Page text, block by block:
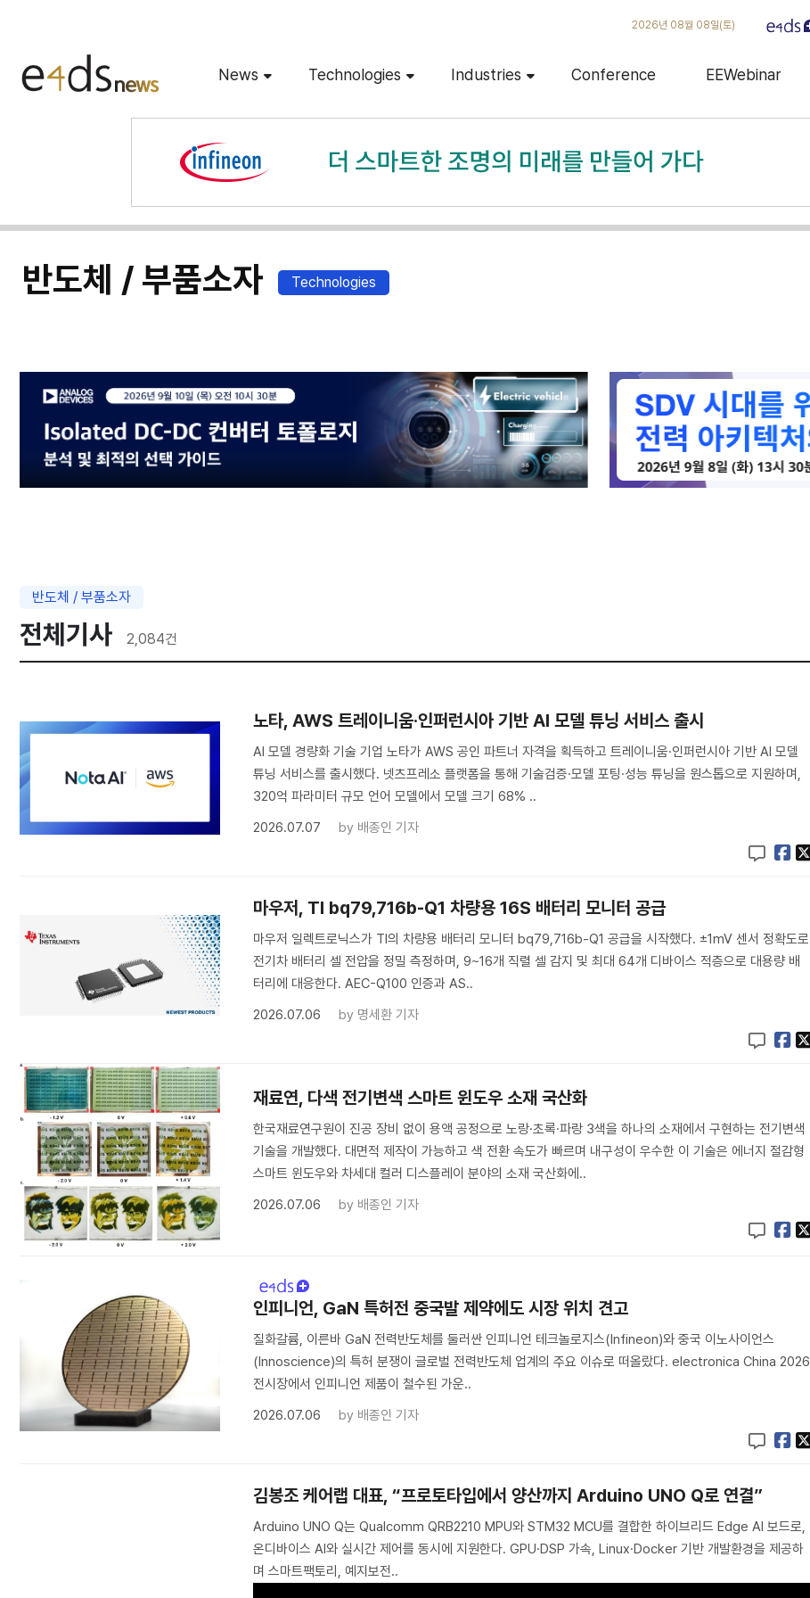
2026년 08월 08일(토)
News Technologies Industries Conference EEWebinar
반도체 / 부품소자 Technologies
반도체 / 부품소자
전체기사 2,084건
노타, AWS 트레이니움·인퍼런시아 기반 AI 모델 튜닝 서비스 출시
AI 모델 경량화 기술 기업 노타가 AWS 공인 파트너 자격을 획득하고 트레이니움·인퍼런시아 기반 AI 모델
튜닝 서비스를 출시했다. 넷츠프레소 플랫폼을 통해 기술검증·모델 포팅·성능 튜닝을 원스톱으로 지원하며,
320억 파라미터 규모 언어 모델에서 모델 크기 68% ..
2026.07.07
by 배종인 기자
마우저, TI bq79,716b-Q1 차량용 16S 배터리 모니터 공급
마우저 일렉트로닉스가 TI의 차량용 배터리 모니터 bq79,716b-Q1 공급을 시작했다. ±1mV 센서 정확도로
전기차 배터리 셀 전압을 정밀 측정하며, 9~16개 직렬 셀 감지 및 최대 64개 디바이스 적층으로 대용량 배
터리에 대응한다. AEC-Q100 인증과 AS..
2026.07.06
by 명세환 기자
재료연, 다색 전기변색 스마트 윈도우 소재 국산화
한국재료연구원이 진공 장비 없이 용액 공정으로 노랑·초록·파랑 3색을 하나의 소재에서 구현하는 전기변색
기술을 개발했다. 대면적 제작이 가능하고 색 전환 속도가 빠르며 내구성이 우수한 이 기술은 에너지 절감형
스마트 윈도우와 차세대 컬러 디스플레이 분야의 소재 국산화에..
2026.07.06
by 배종인 기자
인피니언, GaN 특허전 중국발 제약에도 시장 위치 견고
질화갈륨, 이른바 GaN 전력반도체를 둘러싼 인피니언 테크놀로지스(Infineon)와 중국 이노사이언스
(Innoscience)의 특허 분쟁이 글로벌 전력반도체 업계의 주요 이슈로 떠올랐다. electronica China 2026
전시장에서 인피니언 제품이 철수된 가운..
2026.07.06
by 배종인 기자
김봉조 케어랩 대표, “프로토타입에서 양산까지 Arduino UNO Q로 연결”
Arduino UNO Q는 Qualcomm QRB2210 MPU와 STM32 MCU를 결합한 하이브리드 Edge AI 보드로,
온디바이스 AI와 실시간 제어를 동시에 지원한다. GPU·DSP 가속, Linux·Docker 기반 개발환경을 제공하
며 스마트팩토리, 예지보전..